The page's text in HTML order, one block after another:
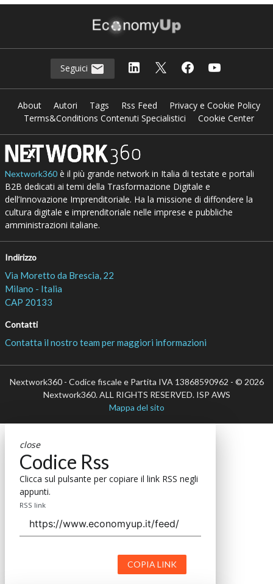
Seguici
About Autori Tags Rss Feed
Privacy e Cookie Policy
Terms&Conditions Contenuti Specialistici
Cookie Center
Nextwork360è il più grande network in Italia di testate e portali
B2B dedicati ai temi della Trasformazione Digitale e
dell’Innovazione Imprenditoriale. Ha la missione di diffondere la
cultura digitale e imprenditoriale nelle imprese e pubbliche
amministrazioni italiane.
Indirizzo
Via Moretto da Brescia, 22
Milano - Italia
CAP 20133
Contatti
Contatta il nostro team per maggiori informazioni
Nextwork360 - Codice fiscale e Partita IVA 13868590962 - © 2026
Nextwork360. ALL RIGHTS RESERVED. ISP AWS
Mappa del sito
close
Codice Rss
Clicca sul pulsante per copiare il link RSS negli
appunti.
RSS link
COPIA LINK